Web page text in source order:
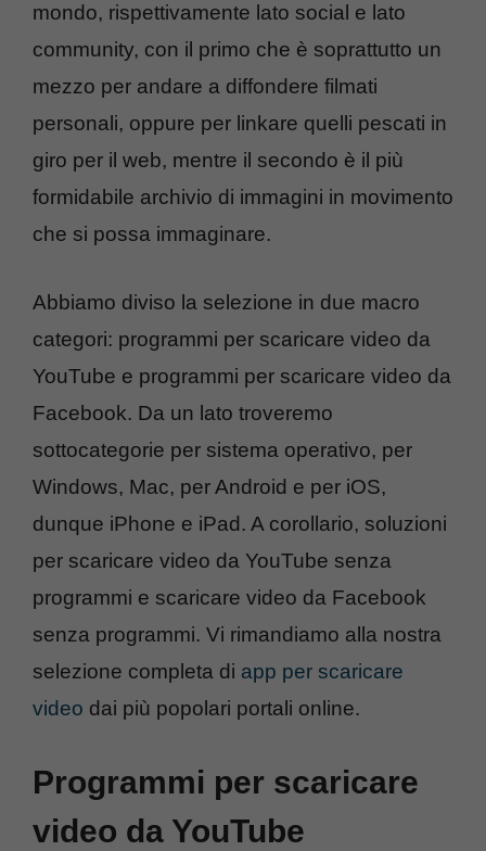
mondo, rispettivamente lato social e lato
community, con il primo che è soprattutto un
mezzo per andare a diffondere filmati
personali, oppure per linkare quelli pescati in
giro per il web, mentre il secondo è il più
formidabile archivio di immagini in movimento
che si possa immaginare.
Abbiamo diviso la selezione in due macro
categori: programmi per scaricare video da
YouTube e programmi per scaricare video da
Facebook. Da un lato troveremo
sottocategorie per sistema operativo, per
Windows, Mac, per Android e per iOS,
dunque iPhone e iPad. A corollario, soluzioni
per scaricare video da YouTube senza
programmi e scaricare video da Facebook
senza programmi. Vi rimandiamo alla nostra
selezione completa di app per scaricare
video dai più popolari portali online.
Programmi per scaricare
video da YouTube